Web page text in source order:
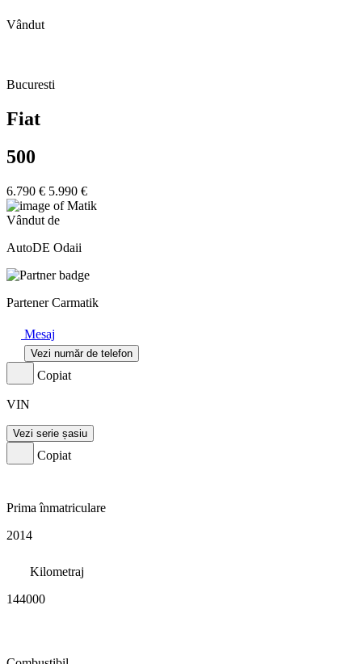
Vândut
Bucuresti
Fiat
500
6.790 € 5.990 €
Vândut de
AutoDE Odaii
Partener Carmatik
Mesaj
Vezi număr de telefon
Copiat
VIN
Vezi serie șasiu
Copiat
Prima înmatriculare
2014
Kilometraj
144000